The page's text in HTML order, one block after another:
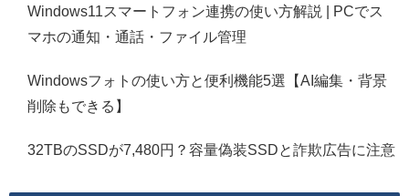
Windows11スマートフォン連携の使い方解説 | PCでス
マホの通知・通話・ファイル管理
Windowsフォトの使い方と便利機能5選【AI編集・背景
削除もできる】
32TBのSSDが7,480円？容量偽装SSDと詐欺広告に注意